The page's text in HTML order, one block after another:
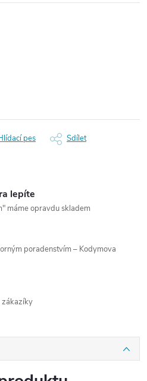
pes Sdílet
lepíte
máme opravdu skladem
poradenstvím – Kodymova
zákazíky